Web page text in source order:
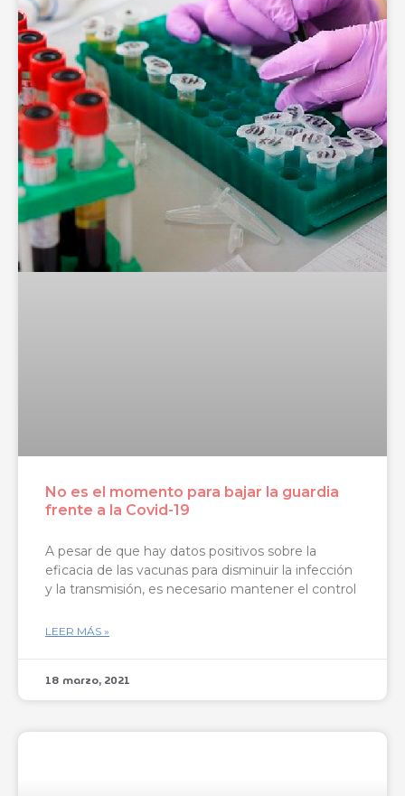
No es el momento para bajar la guardia
frente a la Covid-19
A pesar de que hay datos positivos sobre la
eficacia de las vacunas para disminuir la infección
y la transmisión, es necesario mantener el control
LEER MÁS »
18 marzo, 2021